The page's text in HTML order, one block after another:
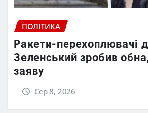
ПОЛІТИКА
Ракети-перехоплювачі
Зеленський зробив
заяву
Сер 8, 2026